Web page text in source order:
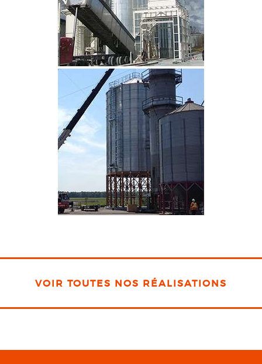
CLIQUEZ POUR AGRANDIR
VOIR TOUTES NOS RÉALISATIONS